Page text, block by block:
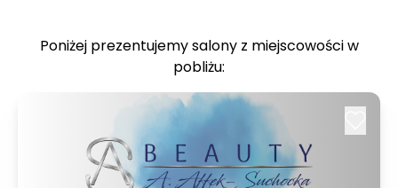
Poniżej prezentujemy salony z miejscowości w
pobliżu: